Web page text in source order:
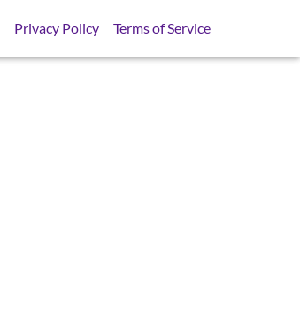
Privacy Policy Terms of Service